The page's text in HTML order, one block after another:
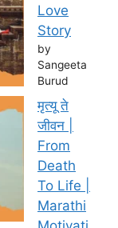
Love
Story
by
Sangeeta
Burud
मृत्यू ते
जीवन |
From
Death
To Life |
Marathi